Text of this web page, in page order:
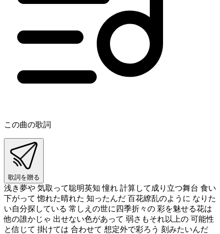
この曲の歌詞
歌詞を贈る
浅き夢や 気取って聡明英知 憧れ 計算して成り立つ舞台 食い
下がって 惚れた晴れた 知ったんだ 百花繚乱のように なりた
い自分探している 常しえの世に四季折々の 彩を魅せる花は
他の誰かじゃ 出せない色があって 弱さもそれ以上の 可能性
と信じて 掛けては 合わせて 想定外で彩ろう 刻みたいんだ